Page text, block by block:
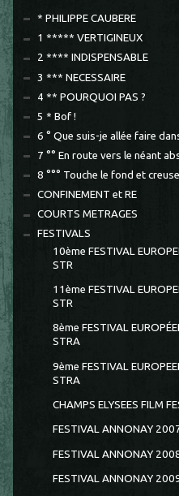
* PHILIPPE CAUBERE
1 ***** VERTIGINEUX
2 **** INDISPENSABLE
3 *** NECESSAIRE
4 ** POURQUOI PAS ?
5 * Bof !
6 ° Que suis-je allée faire
7 °° En route vers le néant
8 °°° Touche le fond et
CONFINEMENT et RE
COURTS METRAGES
FESTIVALS
10ème FESTIVAL
STR
11ème FESTIVAL
STR
8ème FESTIVAL
STRA
9ème FESTIVAL
STRA
CHAMPS ELYSEES FILM
FESTIVAL ANNONAY
FESTIVAL ANNONAY
FESTIVAL ANNONAY